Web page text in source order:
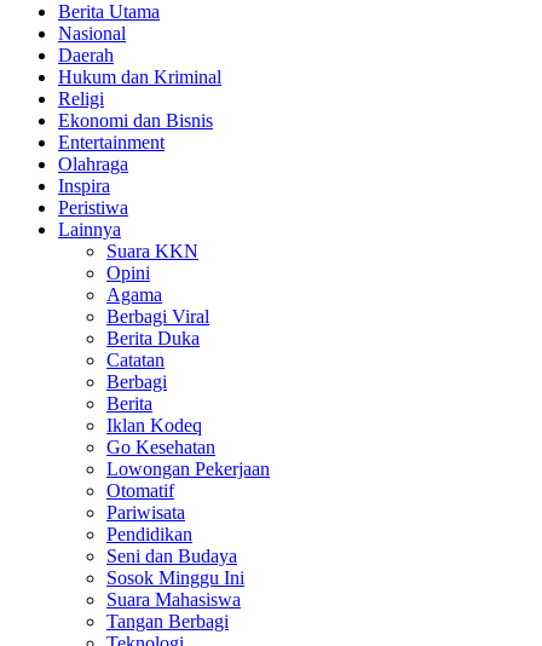
Berita Utama
Nasional
Daerah
Hukum dan Kriminal
Religi
Ekonomi dan Bisnis
Entertainment
Olahraga
Inspira
Peristiwa
Lainnya
Suara KKN
Opini
Agama
Berbagi Viral
Berita Duka
Catatan
Berbagi
Berita
Iklan Kodeq
Go Kesehatan
Lowongan Pekerjaan
Otomatif
Pariwisata
Pendidikan
Seni dan Budaya
Sosok Minggu Ini
Suara Mahasiswa
Tangan Berbagi